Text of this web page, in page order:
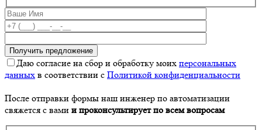
Даю согласие на сбор и обработку моих персональных
данных в соответствии с Политикой конфиденциальности
После отправки формы наш инженер по автоматизации
свяжется с вами и проконсультирует по всем вопросам